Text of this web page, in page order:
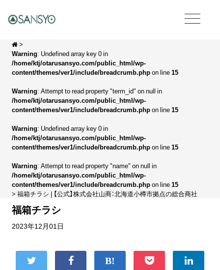
>
Warning: Undefined array key 0 in
/home/ktj/otarusansyo.com/public_html/wp-
content/themes/ver1/include/breadcrumb.phpon line15
Warning: Attempt to read property "term_id" on null in
/home/ktj/otarusansyo.com/public_html/wp-
content/themes/ver1/include/breadcrumb.phpon line15
Warning: Undefined array key 0 in
/home/ktj/otarusansyo.com/public_html/wp-
content/themes/ver1/include/breadcrumb.phpon line15
Warning: Attempt to read property "name" on null in
/home/ktj/otarusansyo.com/public_html/wp-
content/themes/ver1/include/breadcrumb.phpon line15
> 福箱チラシ | 【公式】株式会社山商：北海道小樽市拠点の総合商社
福箱チラシ
2023年12月01日